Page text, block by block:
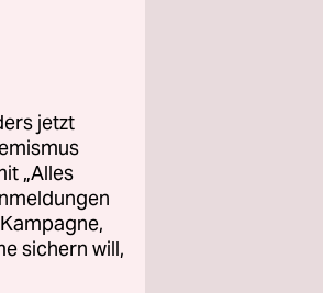
jetzt
„Alles
sichern will,